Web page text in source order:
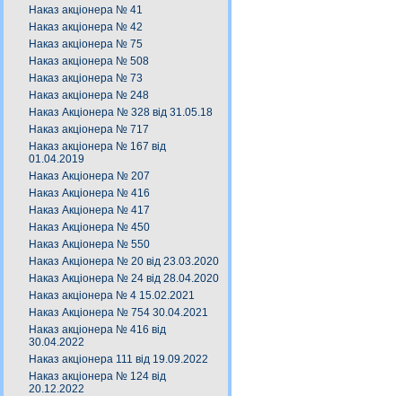
Наказ акціонера № 41
Наказ акціонера № 42
Наказ акціонера № 75
Наказ акціонера № 508
Наказ акціонера № 73
Наказ акціонера № 248
Наказ Акціонера № 328 від 31.05.18
Наказ акціонера № 717
Наказ акціонера № 167 від
01.04.2019
Наказ Акціонера № 207
Наказ Акціонера № 416
Наказ Акціонера № 417
Наказ Акціонера № 450
Наказ Акціонера № 550
Наказ Акціонера № 20 від 23.03.2020
Наказ Акціонера № 24 від 28.04.2020
Наказ акціонера № 4 15.02.2021
Наказ Акціонера № 754 30.04.2021
Наказ акціонера № 416 від
30.04.2022
Наказ акціонера 111 від 19.09.2022
Наказ акціонера № 124 від
20.12.2022